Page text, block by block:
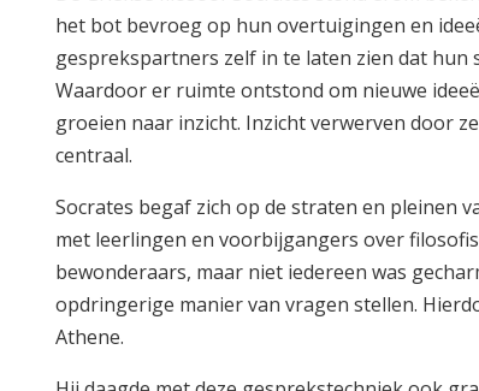
het bot bevroeg op hun overtuigingen en
gesprekspartners zelf in te laten zien dat
Waardoor er ruimte ontstond om nieuwe
groeien naar inzicht. Inzicht verwerven door
centraal.
Socrates begaf zich op de straten en pleinen
met leerlingen en voorbijgangers over
bewonderaars, maar niet iedereen was
opdringerige manier van vragen stellen.
Athene.